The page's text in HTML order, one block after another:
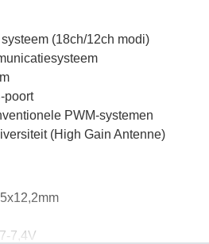
(18ch/12ch modi)
poort
PWM-systemen
(High Gain Antenne)
7,4V